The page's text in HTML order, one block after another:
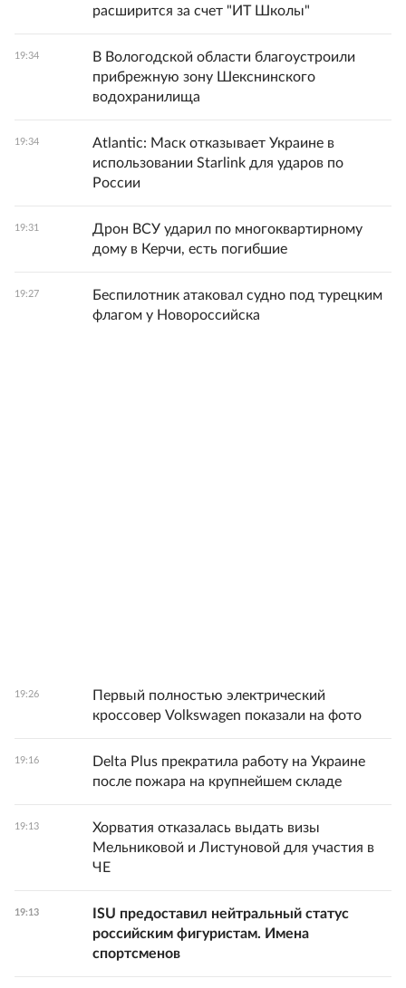
расширится за счет "ИТ Школы"
19:34
В Вологодской области благоустроили
прибрежную зону Шекснинского
водохранилища
19:34
Atlantic: Маск отказывает Украине в
использовании Starlink для ударов по
России
19:31
Дрон ВСУ ударил по многоквартирному
дому в Керчи, есть погибшие
19:27
Беспилотник атаковал судно под турецким
флагом у Новороссийска
19:26
Первый полностью электрический
кроссовер Volkswagen показали на фото
19:16
Delta Plus прекратила работу на Украине
после пожара на крупнейшем складе
19:13
Хорватия отказалась выдать визы
Мельниковой и Листуновой для участия в
ЧЕ
19:13
ISU предоставил нейтральный статус
российским фигуристам. Имена
спортсменов